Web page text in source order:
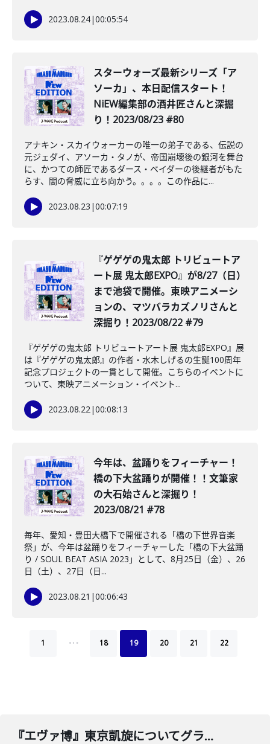
2023.08.24|00:05:54
スターウォーズ最新シリーズ「ア
ソーカ」、本日配信スタート！
NiEW編集部の酒井匠さんと深掘
り！2023/08/23 #80
アナキン・スカイウォーカーの唯一の弟子である、伝説の
元ジェダイ、アソーカ・タノが、帝国崩壊後の銀河を舞台
に、かつての師匠であるダース・ベイダーの後継者がもた
らす、闇の脅威に立ち向かう。。。。この作品に...
2023.08.23 |00:07:19
『ゲゲゲの鬼太郎 トリビュートア
ート展 鬼太郎EXPO』が8/27（日）
まで池袋で開催。東映アニメーシ
ョンの、マツバラカズノリさんと
深掘り！2023/08/22 #79
『ゲゲゲの鬼太郎 トリビュートアート展 鬼太郎EXPO』展
は『ゲゲゲの鬼太郎』の作者・水木しげるの生誕100周年
記念プロジェクトの一貫として開催。こちらのイベントに
ついて、東映アニメーション・イベント...
2023.08.22|00:08:13
今年は、盆踊りをフィーチャー！
橋の下大盆踊りが開催！！文筆家
の大石始さんと深掘り！
2023/08/21 #78
毎年、愛知・豊田大橋下で開催される「橋の下世界音楽
祭」が、今年は盆踊りをフィーチャーした「橋の下大盆踊
り / SOUL BEAT ASIA 2023」として、8月25日（金）、26
日（土）、27日（日...
2023.08.21 |00:06:43
1 … 18 19 20 21 22
『エヴァ博』東京凱旋についてグラウンドワークスの神村さんと深掘り！！2024/9/10 #288